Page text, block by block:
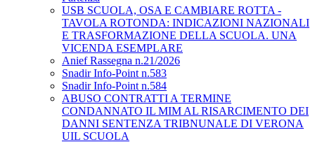
USB SCUOLA, OSA E CAMBIARE ROTTA -
TAVOLA ROTONDA: INDICAZIONI NAZIONALI
E TRASFORMAZIONE DELLA SCUOLA. UNA
VICENDA ESEMPLARE
Anief Rassegna n.21/2026
Snadir Info-Point n.583
Snadir Info-Point n.584
ABUSO CONTRATTI A TERMINE
CONDANNATO IL MIM AL RISARCIMENTO DEI
DANNI SENTENZA TRIBNUNALE DI VERONA
UIL SCUOLA